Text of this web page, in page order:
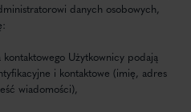
danych osobowych,
Użytkownicy podają
i kontaktowe (imię, adres
wiadomości),